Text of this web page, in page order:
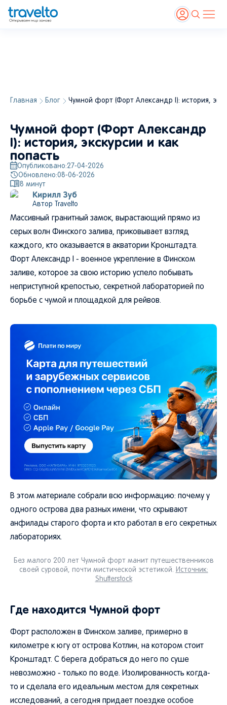
Главная Блог Чумной форт (Форт Александр I): история,
Чумной форт (Форт Александр
I): история, экскурсии и как
попасть
Опубликовано:27-04-2026
Обновлено:08-06-2026
8 минут
Кирилл Зуб
Автор Travelto
Массивный гранитный замок, вырастающий прямо из
серых волн Финского залива, приковывает взгляд
каждого, кто оказывается в акватории Кронштадта.
Форт Александр I - военное укрепление в Финском
заливе, которое за свою историю успело побывать
неприступной крепостью, секретной лабораторией по
борьбе с чумой и площадкой для рейвов.
В этом материале собрали всю информацию: почему у
одного острова два разных имени, что скрывают
анфилады старого форта и кто работал в его секретных
лабораториях.
Без малого 200 лет Чумной форт манит путешественников
своей суровой, почти мистической эстетикой. Источник:
Shutterstock
Где находится Чумной форт
Форт расположен в Финском заливе, примерно в
километре к югу от острова Котлин, на котором стоит
Кронштадт. С берега добраться до него по суше
невозможно - только по воде. Изолированность когда-
то и сделала его идеальным местом для секретных
исследований, а сегодня придает поездке особое